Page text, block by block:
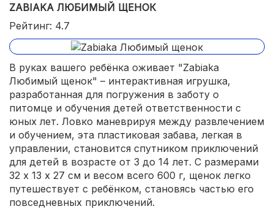
ZABIAKA ЛЮБИМЫЙ ЩЕНОК
Рейтинг: 4.7
В руках вашего ребёнка оживает "Zabiaka
Любимый щенок" – интерактивная игрушка,
разработанная для погружения в заботу о
питомце и обучения детей ответственности с
юных лет. Ловко маневрируя между развлечением
и обучением, эта пластиковая забава, легкая в
управлении, становится спутником приключений
для детей в возрасте от 3 до 14 лет. С размерами
32 х 13 х 27 см и весом всего 600 г, щенок легко
путешествует с ребёнком, становясь частью его
повседневных приключений.